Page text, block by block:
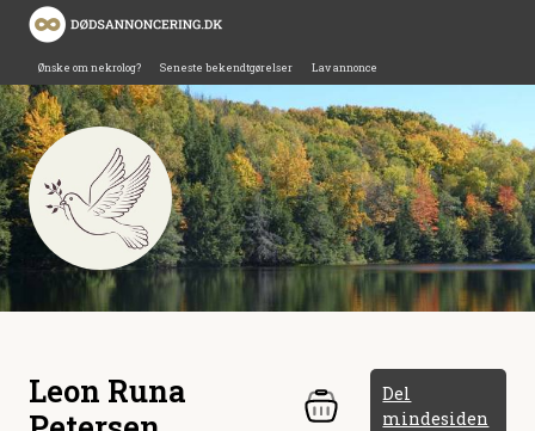
Ønske om nekrolog? Seneste bekendtgørelser Lav annonce
Leon Runa
Del
mindesiden